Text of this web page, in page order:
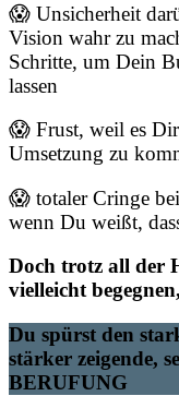
😱 Unsicherheit
Vision wahr zu
Schritte, um Dein
lassen
😱 Frust, weil es
Umsetzung zu
😱 totaler Cringe
wenn Du weißt,
Doch trotz all der
vielleicht
Du spürst den
stärker zeigende,
BERUFUNG